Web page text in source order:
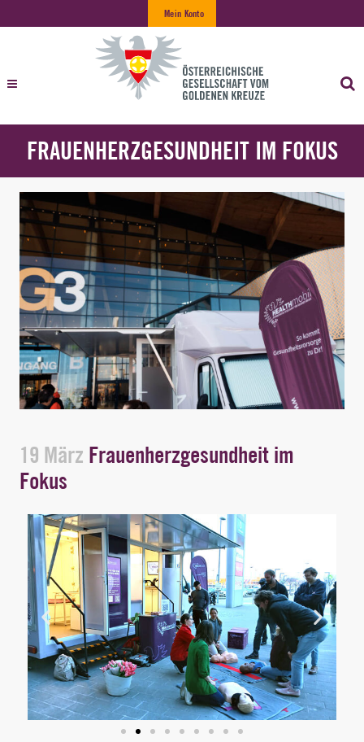
Mein Konto
FRAUENHERZGESUNDHEIT IM FOKUS
19 März Frauenherzgesundheit im
Fokus